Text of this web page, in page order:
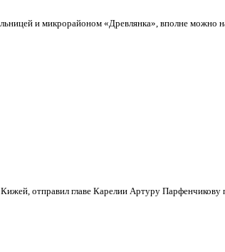
и микрорайоном «Древлянка», вполне можно
отправил главе Карелии Артуру Парфенчикову